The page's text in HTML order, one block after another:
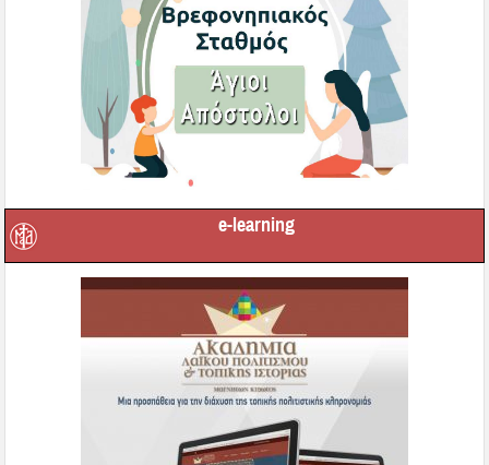
e-learning